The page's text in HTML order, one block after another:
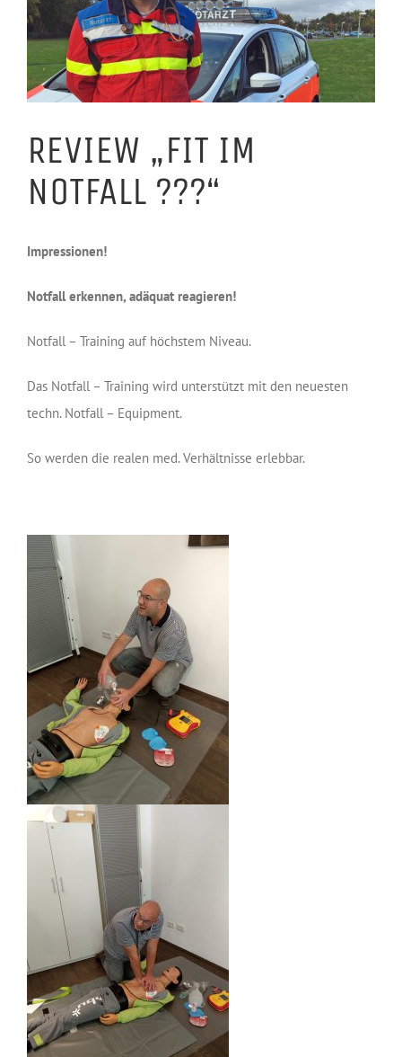
REVIEW „FIT IM
NOTFALL ???“
Impressionen!
Notfall erkennen, adäquat reagieren!
Notfall – Training auf höchstem Niveau.
Das Notfall – Training wird unterstützt mit den neuesten
techn. Notfall – Equipment.
So werden die realen med. Verhältnisse erlebbar.